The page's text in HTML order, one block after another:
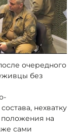
очередного
без
нехватку
на
сами